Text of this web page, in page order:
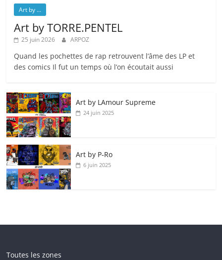
Art by ...
Art by TORRE.PENTEL
25 juin 2026 ARPOZ
Quand les pochettes de rap retrouvent l’âme des LP et
des comics Il fut un temps où l’on écoutait aussi
Art by LAmour Supreme
24 juin 2025
Art by P‑Ro
6 juin 2025
Toutes les zones